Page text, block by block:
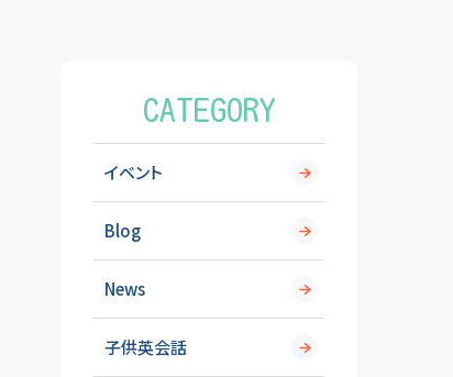
CATEGORY
イベント
Blog
News
子供英会話